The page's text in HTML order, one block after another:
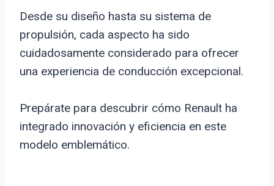
Desde su diseño hasta su sistema de
propulsión, cada aspecto ha sido
cuidadosamente considerado para ofrecer
una experiencia de conducción excepcional.
Prepárate para descubrir cómo Renault ha
integrado innovación y eficiencia en este
modelo emblemático.